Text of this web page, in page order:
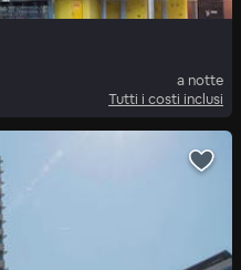
a notte
Tutti i costi inclusi